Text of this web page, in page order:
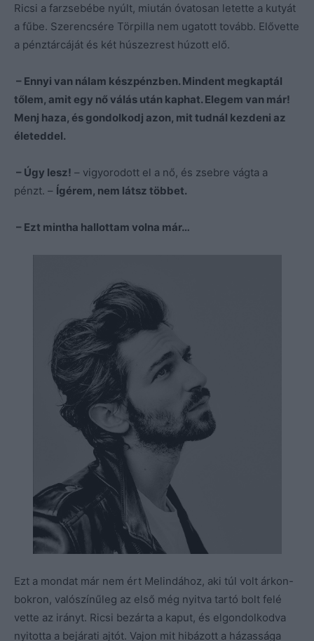
Ricsi a farzsebébe nyúlt, miután óvatosan letette a kutyát
a fűbe. Szerencsére Törpilla nem ugatott tovább. Elővette
a pénztárcáját és két húszezrest húzott elő.
– Ennyi van nálam készpénzben. Mindent megkaptál
tőlem, amit egy nő válás után kaphat. Elegem van már!
Menj haza, és gondolkodj azon, mit tudnál kezdeni az
életeddel.
– Úgy lesz! – vigyorodott el a nő, és zsebre vágta a
pénzt. – Ígérem, nem látsz többet.
– Ezt mintha hallottam volna már…
Ezt a mondat már nem ért Melindához, aki túl volt árkon-
bokron, valószínűleg az első még nyitva tartó bolt felé
vette az irányt. Ricsi bezárta a kaput, és elgondolkodva
nyitotta a bejárati ajtót. Vajon mit hibázott a házassága